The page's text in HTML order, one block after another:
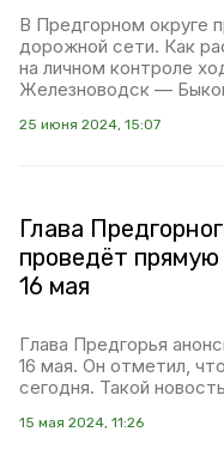
В Предгорном округе
дорожной сети. Как
на личном контроле
Железноводск —
25 июня 2024, 15:07
Глава
проведёт
16 мая
Глава Предгорья
16 мая. Он отметил,
сегодня. Такой
15 мая 2024, 11:26